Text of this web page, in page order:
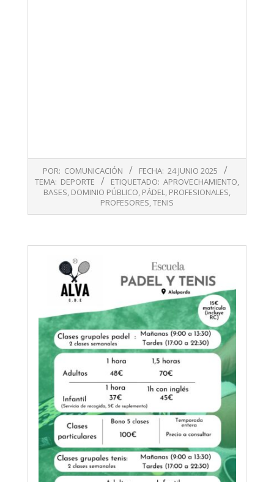
06-
POR: COMUNICACIÓN FECHA: 24 JUNIO 2025
TEMA: DEPORTE ETIQUETADO: APROVECHAMIENTO,
BASES, DOMINIO PÚBLICO, PÁDEL, PROFESIONALES,
PROFESORES,TENIS